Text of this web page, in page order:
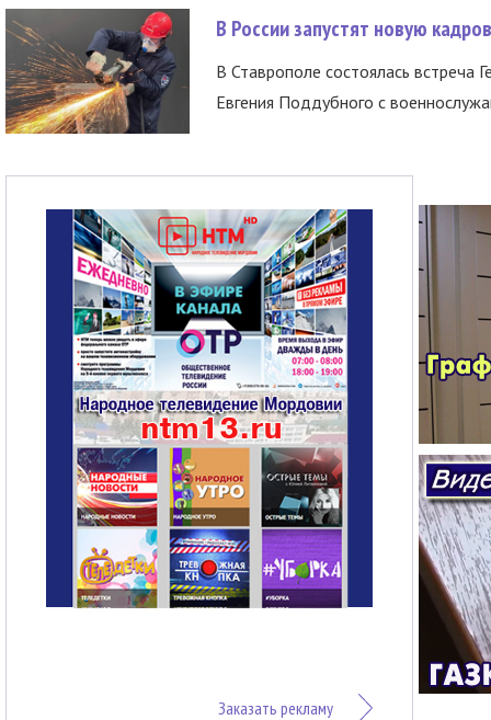
В России запустят новую
В Ставрополе состоялась встреча
Евгения Поддубного с
Заказать рекламу